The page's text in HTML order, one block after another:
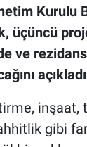
Kurulu
üçüncü
ve
inşaat,
gibi